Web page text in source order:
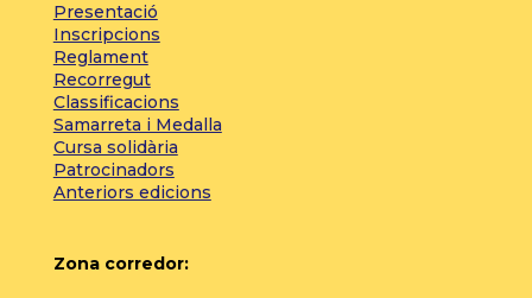
Presentació
Inscripcions
Reglament
Recorregut
Classificacions
Samarreta i Medalla
Cursa solidària
Patrocinadors
Anteriors edicions
Zona corredor: